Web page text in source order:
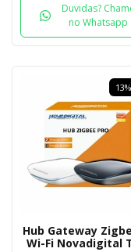
Duvidas?
no Whatsapp
13%
Hub Gateway
Wi-Fi Novadigital